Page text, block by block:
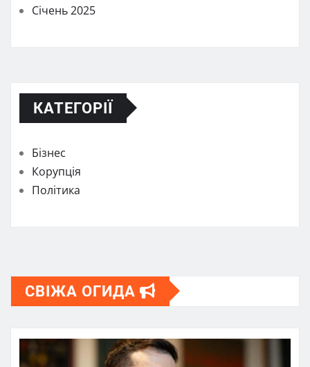
Січень 2025
КАТЕГОРІЇ
Бізнес
Корупція
Політика
СВІЖА ОГИДА